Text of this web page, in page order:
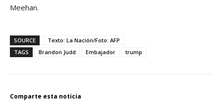
Meehan.
SOURCE
Texto: La Nación/Foto: AFP
TAGS
Brandon Judd Embajador trump
Comparte esta noticia